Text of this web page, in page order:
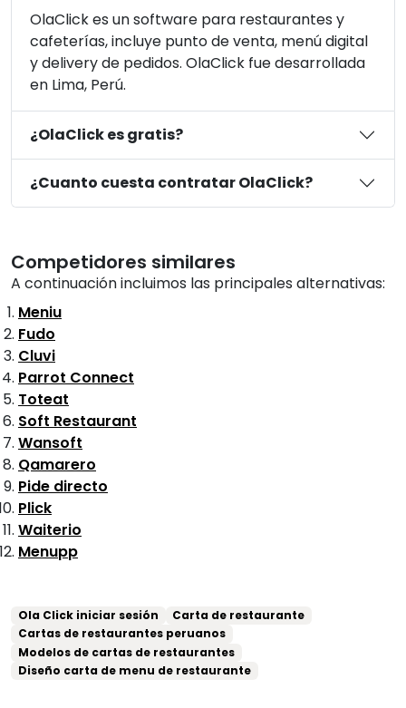
OlaClick es un software para restaurantes y
cafeterías, incluye punto de venta, menú digital
y delivery de pedidos. OlaClick fue desarrollada
en Lima, Perú.
¿OlaClick es gratis?
¿Cuanto cuesta contratar OlaClick?
Competidores similares
A continuación incluimos las principales alternativas:
Meniu
Fudo
Cluvi
Parrot Connect
Toteat
Soft Restaurant
Wansoft
Qamarero
Pide directo
Plick
Waiterio
Menupp
Ola Click iniciar sesión
Carta de restaurante
Cartas de restaurantes peruanos
Modelos de cartas de restaurantes
Diseño carta de menu de restaurante